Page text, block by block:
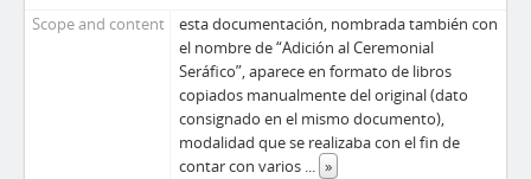
Scope and content
esta documentación, nombrada también con
el nombre de “Adición al Ceremonial
Seráfico”, aparece en formato de libros
copiados manualmente del original (dato
consignado en el mismo documento),
modalidad que se realizaba con el fin de
contar con varios ... »